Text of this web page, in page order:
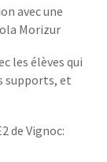
avec une
Morizur
les élèves qui
supports, et
de Vignoc: